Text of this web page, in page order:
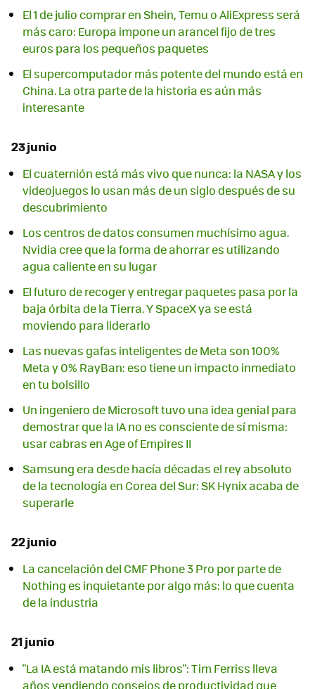
El 1 de julio comprar en Shein, Temu o AliExpress será
más caro: Europa impone un arancel fijo de tres
euros para los pequeños paquetes
El supercomputador más potente del mundo está en
China. La otra parte de la historia es aún más
interesante
23 junio
El cuaternión está más vivo que nunca: la NASA y los
videojuegos lo usan más de un siglo después de su
descubrimiento
Los centros de datos consumen muchísimo agua.
Nvidia cree que la forma de ahorrar es utilizando
agua caliente en su lugar
El futuro de recoger y entregar paquetes pasa por la
baja órbita de la Tierra. Y SpaceX ya se está
moviendo para liderarlo
Las nuevas gafas inteligentes de Meta son 100%
Meta y 0% RayBan: eso tiene un impacto inmediato
en tu bolsillo
Un ingeniero de Microsoft tuvo una idea genial para
demostrar que la IA no es consciente de sí misma:
usar cabras en Age of Empires II
Samsung era desde hacía décadas el rey absoluto
de la tecnología en Corea del Sur: SK Hynix acaba de
superarle
22 junio
La cancelación del CMF Phone 3 Pro por parte de
Nothing es inquietante por algo más: lo que cuenta
de la industria
21 junio
"La IA está matando mis libros": Tim Ferriss lleva
años vendiendo consejos de productividad que